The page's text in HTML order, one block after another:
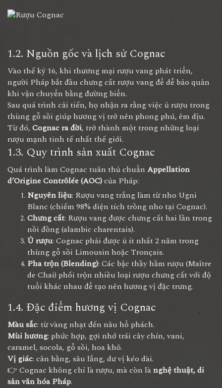
1.2. Nguồn gốc và lịch sử Cognac
Vào thế kỷ 16, khi thương mại rượu vang phát triển,
người Pháp bắt đầu chưng cất rượu vang để dễ bảo quản
khi vận chuyển bằng đường biển.
Sau quá trình cải tiến, họ nhận ra rằng việc ủ rượu trong
thùng gỗ sồi giúp hương vị trở nên phong phú, êm dịu.
Từ đó, Cognac ra đời, trở thành một trong những loại
rượu mạnh tinh tế nhất thế giới.
1.3. Quy trình sản xuất Cognac
Quá trình làm Cognac tuân thủ chuẩn Appellation
d’Origine Contrôlée (AOC)của Pháp:
Nguyên liệu: Rượu vang trắng làm từ nho Ugni
Blanc (chiếm 98% diện tích trồng nho tại Cognac).
Chưng cất: Rượu vang được chưng cất hai lần trong
nồi đồng (alambic charentais).
Ủ rượu: Cognac phải được ủ ít nhất 2 năm trong
thùng gỗ sồi Limousin hoặc Tronçais.
Pha trộn (Blending): Các bậc thầy hầm rượu (Maître
de Chai) phối trộn nhiều loại rượu chưng cất với độ
tuổi khác nhau để tạo nên hương vị đặc trưng.
1.4. Đặc điểm hương vị Cognac
Màu sắc: từ vàng nhạt đến nâu hổ phách.
Mùi hương: phức hợp, gợi nhớ trái cây chín, vani,
caramel, socola, gỗ sồi, hoa khô.
Vị giác: cân bằng, sâu lắng, dư vị kéo dài.
👉 Cognac không chỉ là rượu, mà còn lànghệ thuật, di
sản văn hóa Pháp.